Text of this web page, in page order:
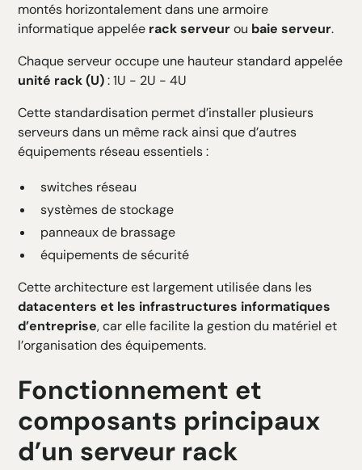
montés horizontalement dans une armoire
informatique appelée rack serveurou baie serveur.
Chaque serveur occupe une hauteur standard appelée
unité rack (U): 1U - 2U - 4U
Cette standardisation permet d’installer plusieurs
serveurs dans un même rack ainsi que d’autres
équipements réseau essentiels :
switches réseau
systèmes de stockage
panneaux de brassage
équipements de sécurité
Cette architecture est largement utilisée dans les
datacenters et les infrastructures informatiques
d’entreprise, car elle facilite la gestion du matériel et
l’organisation des équipements.
Fonctionnement et
composants principaux
d’un serveur rack